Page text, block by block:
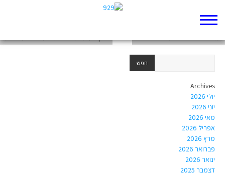
Archives
יולי 2026
יוני 2026
מאי 2026
אפריל 2026
מרץ 2026
פברואר 2026
ינואר 2026
דצמבר 2025